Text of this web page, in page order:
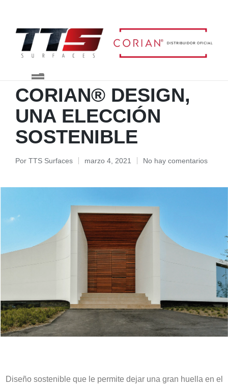
Blog TTS Surfaces
CORIAN® DESIGN,
UNA ELECCIÓN
SOSTENIBLE
Por TTS Surfaces marzo 4, 2021 No hay comentarios
Diseño sostenible que le permite dejar una gran huella en el